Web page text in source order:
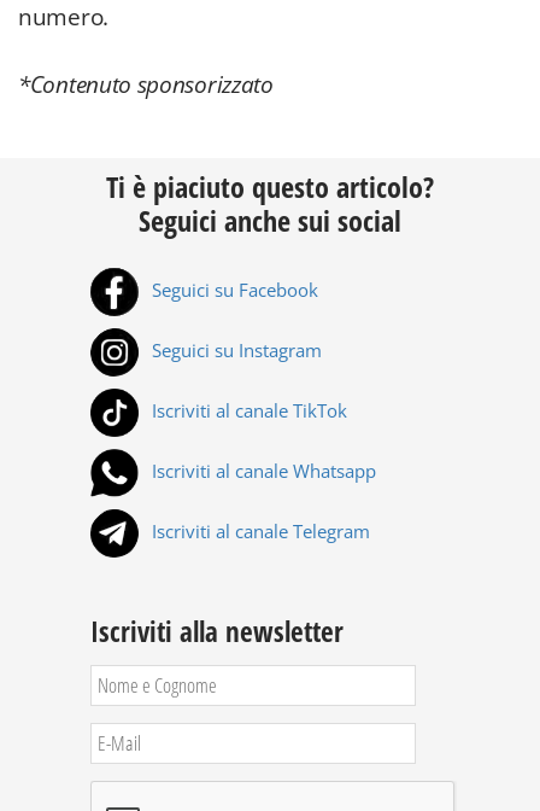
numero.
*Contenuto sponsorizzato
Ti è piaciuto questo articolo?
Seguici anche sui social
Seguici su Facebook
Seguici su Instagram
Iscriviti al canale TikTok
Iscriviti al canale Whatsapp
Iscriviti al canale Telegram
Iscriviti alla newsletter